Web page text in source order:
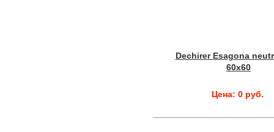
Dechirer Esagona
60x60
Цена: 0 руб.